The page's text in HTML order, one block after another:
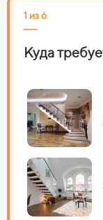
1 из 6
Куда